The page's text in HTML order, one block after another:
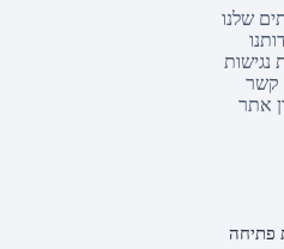
שלנו
נגישות
קשר
אתר
פתיחה